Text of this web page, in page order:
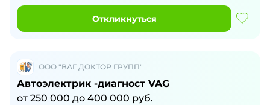
Откликнуться
ООО "ВАГ ДОКТОР ГРУПП"
Автоэлектрик -диагност VAG
от 250 000 до 400 000 руб.